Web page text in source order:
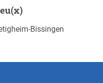
POSTULEZ MAINTENANT
Bissingen